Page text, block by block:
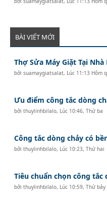
BÀI VIẾT MỚI
Thợ Sửa Máy Giặt Tại
bởisuamaygiatsalat, Lúc 11:13 Hôm
Ưu điểm công tắc dòng
bởithuylinhbilalo, Lúc 10:46, Thứ ba
Công tắc dòng chảy có
bởithuylinhbilalo, Lúc 10:23, Thứ hai
Tiêu chuẩn chọn công tắc
bởithuylinhbilalo, Lúc 10:59, Thứ bảy